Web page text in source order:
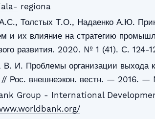
regiona
Толстых Т.О., Надаенко А.Ю.
и их влияние на стратегию
развития. 2020. № 1 (41). С. 124-
В. И. Проблемы организации
// Рос. внешнеэкон. вестн. — 2016.
Group - International